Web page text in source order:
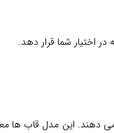
اختیار شما قرار دهد.
می دهند. این مدل قاب